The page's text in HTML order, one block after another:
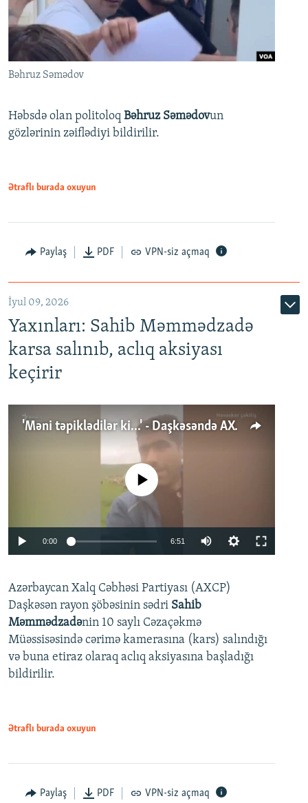
Bəhruz Səmədov
Həbsdə olan politoloq Bəhruz Səmədovun
gözlərinin zəiflədiyi bildirilir.
Ətraflı burada oxuyun
Paylaş PDF VPN-siz açmaq
İyul 09, 2026
Yaxınları: Sahib Məmmədzadə
karsa salınıb, aclıq aksiyası
keçirir
'Məni təpiklədilər ki...' - Daşkəsəndə AXCP fəalının yaxınları onun həbsinə etiraz edirlər
Auto 240p 360p
720p 1080p
No media source currently available
0:00 6:51
360p
720p
1080p
Azərbaycan Xalq Cəbhəsi Partiyası (AXCP)
Daşkəsən rayon şöbəsinin sədri Sahib
Məmmədzadənin 10 saylı Cəzaçəkmə
Müəssisəsində cərimə kamerasına (kars) salındığı
və buna etiraz olaraq aclıq aksiyasına başladığı
bildirilir.
Ətraflı burada oxuyun
Paylaş PDF VPN-siz açmaq